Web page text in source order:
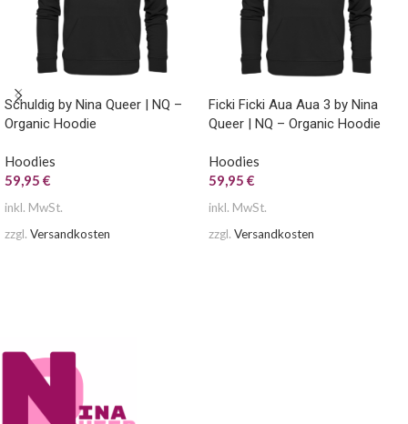
Schuldig by Nina Queer | NQ –
Organic Hoodie
Hoodies
59,95 €
inkl. MwSt.
zzgl. Versandkosten
Ficki Ficki Aua Aua 3 by Nina
Queer | NQ – Organic Hoodie
Hoodies
59,95 €
inkl. MwSt.
zzgl. Versandkosten